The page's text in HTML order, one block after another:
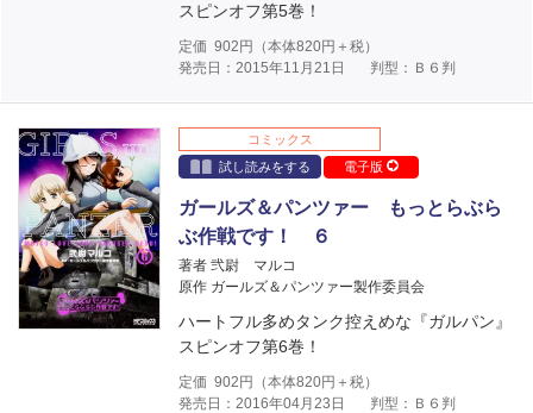
スピンオフ第5巻！
定価 902 円（本体820円＋税）
発売日：2015年11月21日
判型：Ｂ６判
コミックス
試し読みをする
電子版
ガールズ＆パンツァー もっとらぶら
ぶ作戦です！ ６
著者 弐尉 マルコ
原作 ガールズ＆パンツァー製作委員会
ハートフル多めタンク控えめな『ガルパン』
スピンオフ第6巻！
定価 902 円（本体820円＋税）
発売日：2016年04月23日
判型：Ｂ６判